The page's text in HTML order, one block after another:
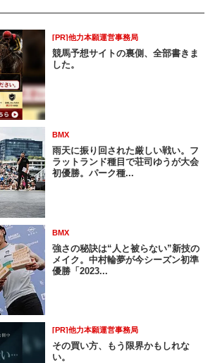
[PR]他力本願運営事務局
競馬予想サイトの裏側、全部書きま
した。
BMX
雨天に振り回された厳しい戦い。フ
ラットランド種目で荘司ゆうが大会
初優勝。パーク種...
BMX
強さの秘訣は“人と被らない”新技の
メイク。中村輪夢が今シーズン初準
優勝「2023...
[PR]他力本願運営事務局
その買い方、もう限界かもしれな
い。